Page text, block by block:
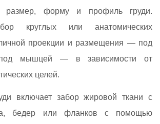
размер, форму и профиль груди.
круглых или анатомических
проекции и размещения — под
мышцей — в зависимости от
целей.
включает забор жировой ткани с
бедер или фланков с помощью